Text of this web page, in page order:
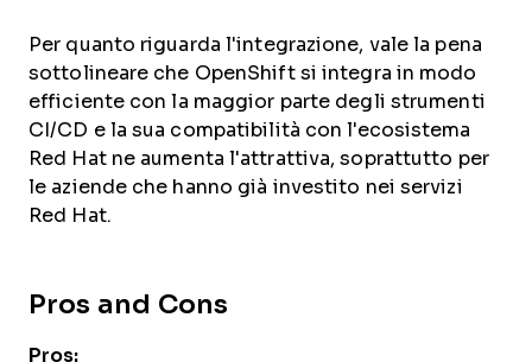
Per quanto riguarda l'integrazione, vale la pena
sottolineare che OpenShift si integra in modo
efficiente con la maggior parte degli strumenti
CI/CD e la sua compatibilità con l'ecosistema
Red Hat ne aumenta l'attrattiva, soprattutto per
le aziende che hanno già investito nei servizi
Red Hat.
Pros and Cons
Pros: